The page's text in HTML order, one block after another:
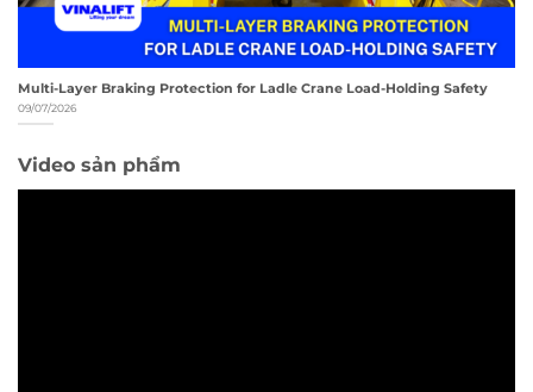
Multi-Layer Braking Protection for Ladle Crane Load-Holding Safety
09/07/2026
Video sản phẩm